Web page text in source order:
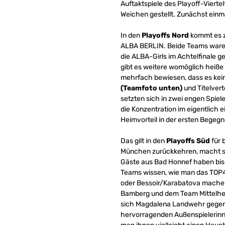
Auftaktspiele des Playoff-
Weichen gestellt. Zunächst
In den Playoffs Nord kommt es
ALBA BERLIN. Beide Teams
die ALBA-Girls im Achtelfinale
gibt es weitere womöglich heiße
mehrfach bewiesen, dass es
(Teamfoto unten) und
setzten sich in zwei engen
die Konzentration im eigentlich
Heimvorteil in der ersten
Das gilt in den Playoffs Süd für
München zurückkehren, macht
Gäste aus Bad Honnef haben
Teams wissen, wie man das
oder Bessoir/Karabatova
Bamberg und dem Team
sich Magdalena Landwehr
hervorragenden